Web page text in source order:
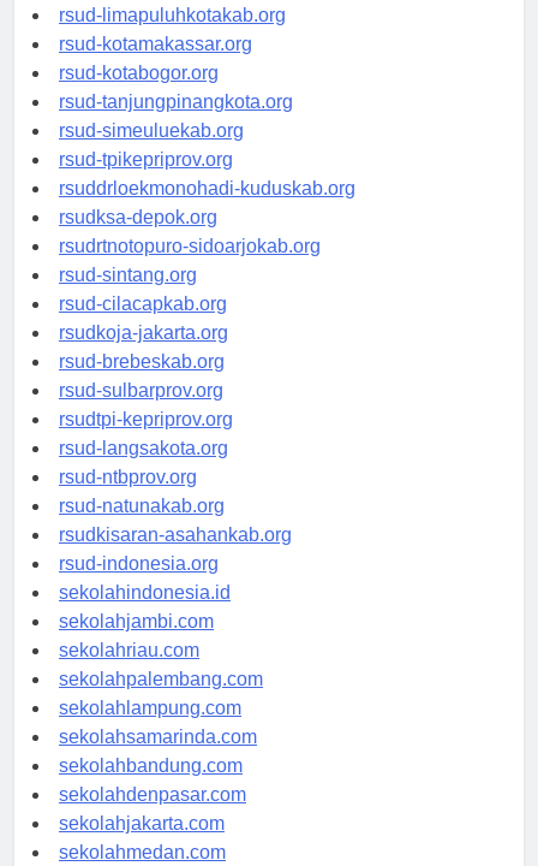
rsud-limapuluhkotakab.org
rsud-kotamakassar.org
rsud-kotabogor.org
rsud-tanjungpinangkota.org
rsud-simeuluekab.org
rsud-tpikepriprov.org
rsuddrloekmonohadi-kuduskab.org
rsudksa-depok.org
rsudrtnotopuro-sidoarjokab.org
rsud-sintang.org
rsud-cilacapkab.org
rsudkoja-jakarta.org
rsud-brebeskab.org
rsud-sulbarprov.org
rsudtpi-kepriprov.org
rsud-langsakota.org
rsud-ntbprov.org
rsud-natunakab.org
rsudkisaran-asahankab.org
rsud-indonesia.org
sekolahindonesia.id
sekolahjambi.com
sekolahriau.com
sekolahpalembang.com
sekolahlampung.com
sekolahsamarinda.com
sekolahbandung.com
sekolahdenpasar.com
sekolahjakarta.com
sekolahmedan.com